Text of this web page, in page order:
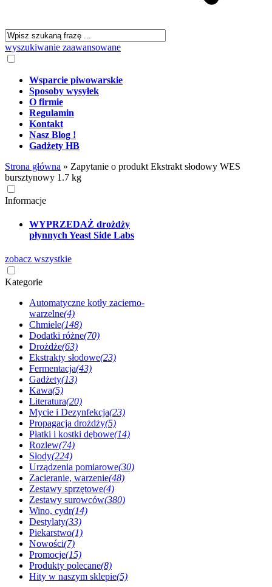
wyszukiwanie zaawansowane
Wsparcie piwowarskie
Sposoby wysyłek
O firmie
Regulamin
Kontakt
Nasz Blog !
Gadżety HB
Strona główna » Zapytanie o produkt Ekstrakt słodowy WES
bursztynowy 1.7 kg
Informacje
WYPRZEDAŻ drożdży
płynnych Yeast Side Labs
zobacz wszystkie
Kategorie
Automatyczne kotły zacierno-
warzelne(4)
Chmiele(148)
Dodatki różne(70)
Drożdże(63)
Ekstrakty słodowe(23)
Fermentacja(43)
Gadżety(13)
Kawa(5)
Literatura(20)
Mycie i Dezynfekcja(23)
Propagacja drożdży(5)
Płatki i kostki dębowe(14)
Rozlew(74)
Słody(224)
Urządzenia pomiarowe(30)
Zacieranie, warzenie(48)
Zestawy sprzętowe(4)
Zestawy surowców(380)
Wino, cydr(14)
Destylaty(33)
Piekarstwo(1)
Nowości(7)
Promocje(15)
Produkty polecane(8)
Hity w naszym sklepie(5)